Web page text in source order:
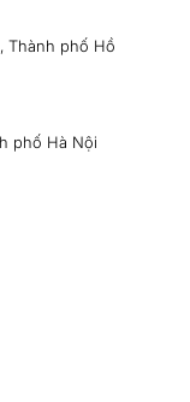
Thành phố Hồ
phố Hà Nội